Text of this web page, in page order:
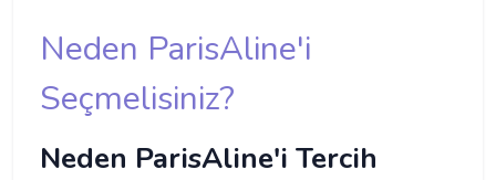
Neden ParisAline'i
Seçmelisiniz?
Neden ParisAline'i Tercih